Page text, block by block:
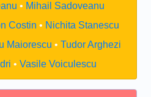
Mihail Sadoveanu
Costin
Nichita Stanescu
Maiorescu
Tudor Arghezi
Vasile Voiculescu